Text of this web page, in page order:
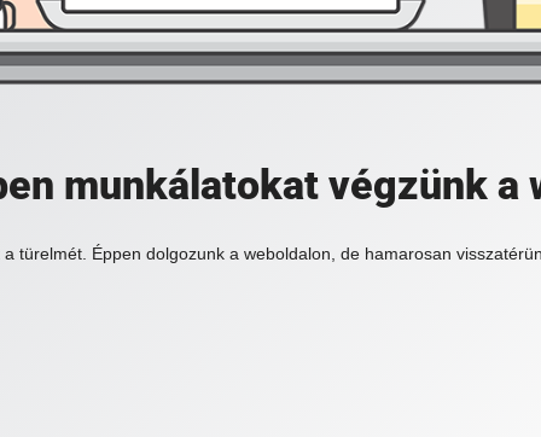
munkálatokat végzünk a
a türelmét. Éppen dolgozunk a weboldalon, de hamarosan